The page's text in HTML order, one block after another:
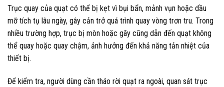
Trục quay của quạt có thể bị kẹt vì bụi bẩn, mảnh vụn hoặc dầu
mỡ tích tụ lâu ngày, gây cản trở quá trình quay vòng trơn tru. Trong
nhiều trường hợp, trục bị mòn hoặc gãy cũng dẫn đến quạt không
thể quay hoặc quay chậm, ảnh hưởng đến khả năng tản nhiệt của
thiết bị.
Để kiểm tra, người dùng cần tháo rời quạt ra ngoài, quan sát trục